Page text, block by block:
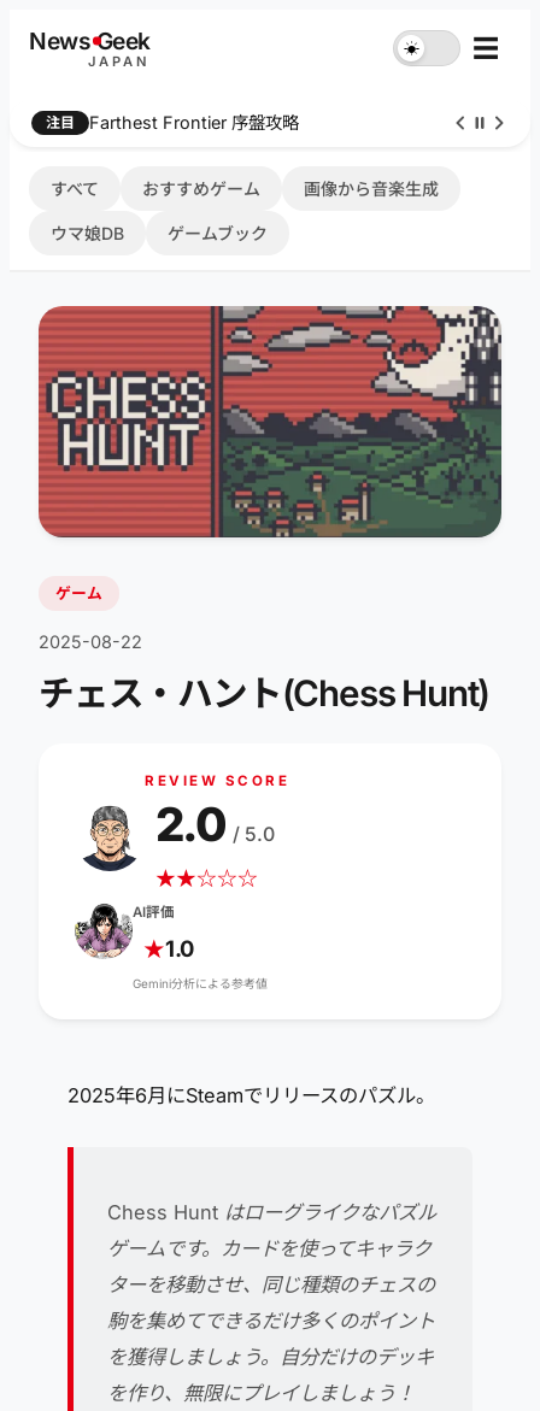
NewsGeek
JAPAN
☀︎ ☰
注目 Farthest Frontier 序盤攻略
すべて おすすめゲーム 画像から音楽生成
ウマ娘DB ゲームブック
ゲーム
2025-08-22
チェス・ハント(Chess Hunt)
REVIEW SCORE
★★☆☆☆
2.0 / 5.0
AI評価
★1.0
Gemini分析による参考値
2025年6月にSteamでリリースのパズル。
Chess Hunt はローグライクなパズル
ゲームです。カードを使ってキャラク
ターを移動させ、同じ種類のチェスの
駒を集めてできるだけ多くのポイント
を獲得しましょう。自分だけのデッキ
を作り、無限にプレイしましょう！